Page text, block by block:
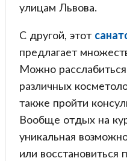
улицам Львова.
С другой, этот
предлагает
Можно
различных
также пройти
Вообще отдых на
уникальная
или восстановиться